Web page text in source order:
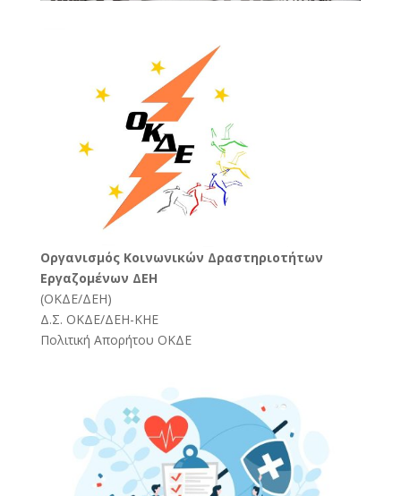
Oργανισμός Κοινωνικών Δραστηριοτήτων
Εργαζομένων ΔΕΗ
(ΟΚΔΕ/ΔΕΗ)
Δ.Σ. ΟΚΔΕ/ΔΕΗ-ΚΗΕ
Πολιτική Απορήτου ΟΚΔΕ